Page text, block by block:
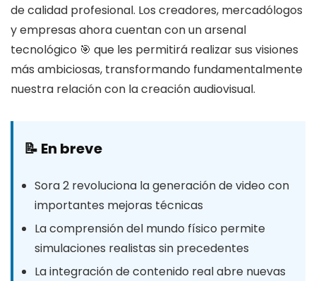
de calidad profesional. Los creadores, mercadólogos
y empresas ahora cuentan con un arsenal
tecnológico 🎯 que les permitirá realizar sus visiones
más ambiciosas, transformando fundamentalmente
nuestra relación con la creación audiovisual.
📝 En breve
Sora 2 revoluciona la generación de video con
importantes mejoras técnicas
La comprensión del mundo físico permite
simulaciones realistas sin precedentes
La integración de contenido real abre nuevas